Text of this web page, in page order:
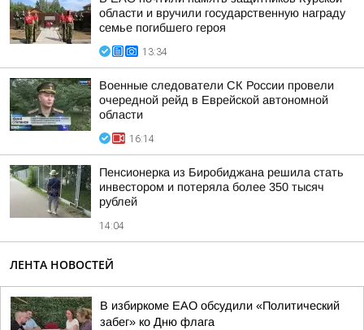
области и вручили государственную награду
семье погибшего героя
13:34
Военные следователи СК России провели
очередной рейд в Еврейской автономной
области
16:14
Пенсионерка из Биробиджана решила стать
инвестором и потеряла более 350 тысяч
рублей
14:04
ЛЕНТА НОВОСТЕЙ
В избиркоме ЕАО обсудили «Политический
забег» ко Дню флага